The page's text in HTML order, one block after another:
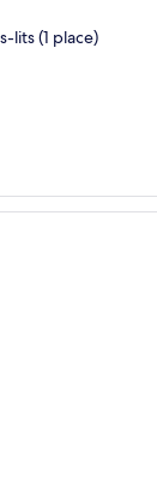
lits (1 place)